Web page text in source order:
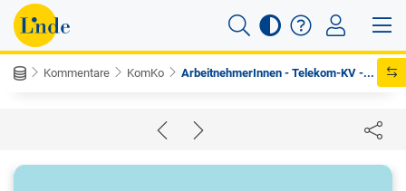
Kommentare KomKo ArbeitnehmerInnen - Telekom-KV -...